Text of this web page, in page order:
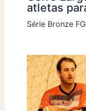
atletas
Série Bronze